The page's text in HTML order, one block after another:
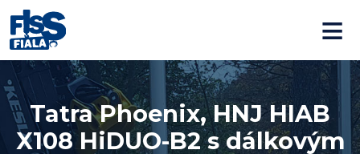
≡
Tatra Phoenix, HNJ HIAB
X108 HiDUO-B2 s dálkovým